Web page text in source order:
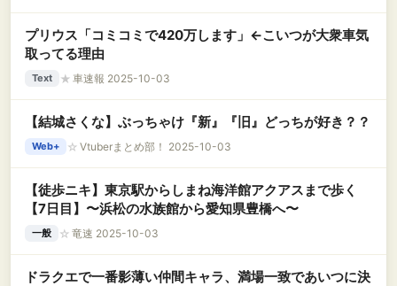
プリウス「コミコミで420万します」←こいつが大衆車気
取ってる理由
Text ★ 車速報 2025-10-03
【結城さくな】ぶっちゃけ『新』『旧』どっちが好き？？
Web+ ☆ Vtuberまとめ部！ 2025-10-03
【徒歩ニキ】東京駅からしまね海洋館アクアスまで歩く
【7日目】〜浜松の水族館から愛知県豊橋へ〜
一般 ☆ 竜速 2025-10-03
ドラクエで一番影薄い仲間キャラ、満場一致であいつに決